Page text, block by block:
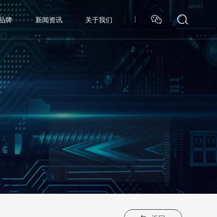
牌 新闻资讯 关于我们